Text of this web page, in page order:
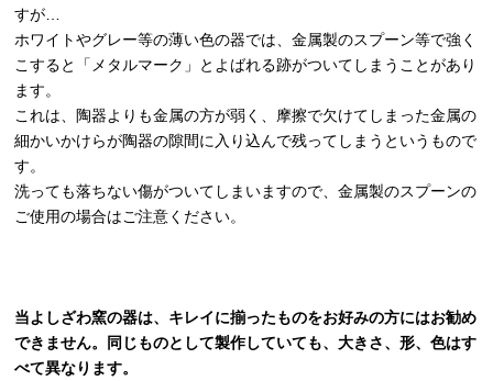
すが…
ホワイトやグレー等の薄い色の器では、金属製のスプーン等で強く
こすると「メタルマーク」とよばれる跡がついてしまうことがあり
ます。
これは、陶器よりも金属の方が弱く、摩擦で欠けてしまった金属の
細かいかけらが陶器の隙間に入り込んで残ってしまうというもので
す。
洗っても落ちない傷がついてしまいますので、金属製のスプーンの
ご使用の場合はご注意ください。
当よしざわ窯の器は、キレイに揃ったものをお好みの方にはお勧め
できません。同じものとして製作していても、大きさ、形、色はす
べて異なります。